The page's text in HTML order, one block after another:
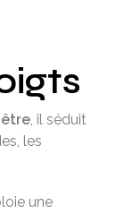
, il séduit
les
une